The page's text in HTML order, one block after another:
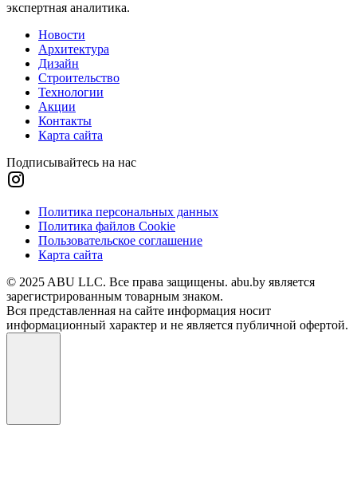
экспертная аналитика.
Новости
Архитектура
Дизайн
Строительство
Технологии
Акции
Контакты
Карта сайта
Подписывайтесь на нас
Политика персональных данных
Политика файлов Cookie
Пользовательское соглашение
Карта сайта
© 2025 ABU LLC. Все права защищены. abu.by является
зарегистрированным товарным знаком.
Вся представленная на сайте информация носит
информационный характер и не является публичной офертой.